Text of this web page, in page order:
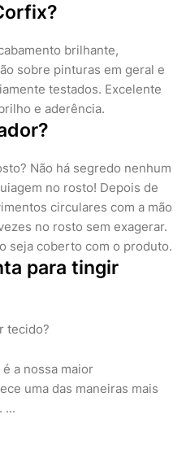
brilhante,
sobre pinturas em geral e
testados. Excelente
e aderência.
Não há segredo nenhum
no rosto! Depois de
circulares com a mão
no rosto sem exagerar.
seja coberto com o produto.
para tingir
tecido?
a nossa maior
uma das maneiras mais
...